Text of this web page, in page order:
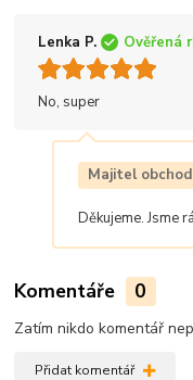
Lenka P. Ověřená
No, super
Majitel
Děkujeme. Jsme
Komentáře 0
Zatím nikdo komentář
Přidat komentář